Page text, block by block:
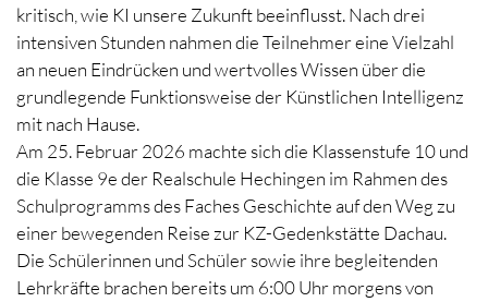
kritisch, wie KI unsere Zukunft beeinflusst. Nach drei
intensiven Stunden nahmen die Teilnehmer eine Vielzahl
an neuen Eindrücken und wertvolles Wissen über die
grundlegende Funktionsweise der Künstlichen Intelligenz
mit nach Hause.
Am 25. Februar 2026 machte sich die Klassenstufe 10 und
die Klasse 9e der Realschule Hechingen im Rahmen des
Schulprogramms des Faches Geschichte auf den Weg zu
einer bewegenden Reise zur KZ-Gedenkstätte Dachau.
Die Schülerinnen und Schüler sowie ihre begleitenden
Lehrkräfte brachen bereits um 6:00 Uhr morgens von